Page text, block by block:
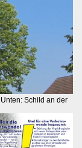
Schild an der